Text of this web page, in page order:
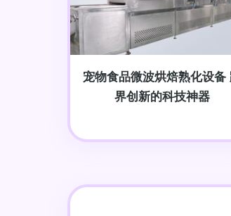
宠物食品微波烘焙熟化设备
界创新的科技神器